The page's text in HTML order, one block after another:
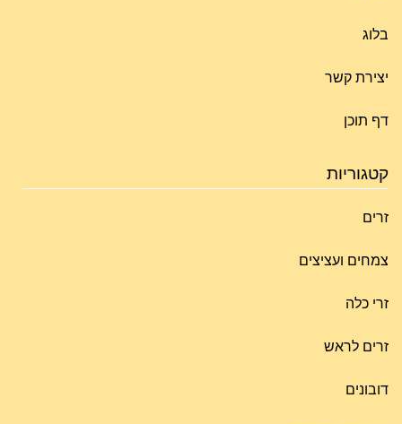
בלוג
יצירת קשר
דף תוכן
קטגוריות
זרים
צמחים ועציצים
זרי כלה
זרים לראש
דובונים